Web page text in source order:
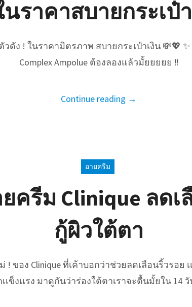
นราคาสบายกระเป๋
วดัง ! ในราคามิตรภาพ สบายกระเป๋าเงิน 💸💖 ✨
Complex Ampolue ต้องลองแล้วมั้ยยยยย ‼️
Continue reading →
อายครีม
ครีม Clinique ลดเ
กู้ผิวใต้ตา
! ของ Clinique ที่เค้าบอกว่าช่วยลดเลือนริ้วรอย
เข็งเเรง มาดูกันว่าร่องใต้ตาเราจะตื้นมั้ยใน 14 วั